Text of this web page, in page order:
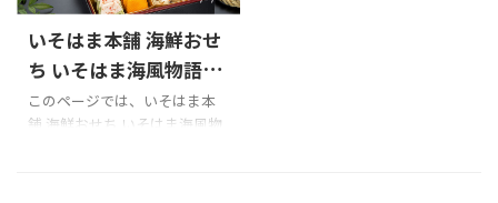
たいめいけん 洋風おせち二段
重」のXでの口コミ たいめいけ
んのおせち、俺も食べた
pic.twitter.com/0qoSCPJyOL
いそはま本舗 海鮮おせ
ち いそはま海風物語の
口コミをまとめてみま
した!!!
このページでは、いそはま本
舗 海鮮おせち いそはま海風物